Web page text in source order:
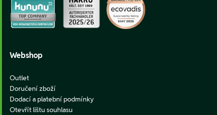
Webshop
Outlet
Doručení zboží
Dodací a platební podmínky
Otevřít lištu souhlasu